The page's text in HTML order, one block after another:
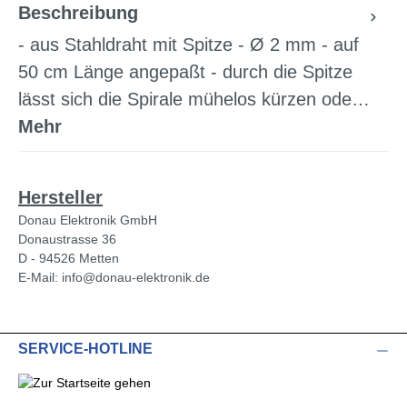
Beschreibung
- aus Stahldraht mit Spitze - Ø 2 mm - auf
50 cm Länge angepaßt - durch die Spitze
lässt sich die Spirale mühelos kürzen ode…
Mehr
Hersteller
Donau Elektronik GmbH
Donaustrasse 36
D - 94526 Metten
E-Mail: info@donau-elektronik.de
SERVICE-HOTLINE